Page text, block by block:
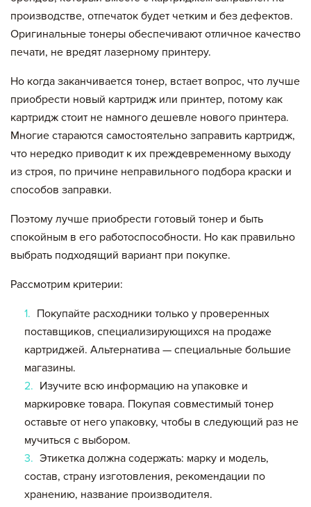
производстве, отпечаток будет четким и без дефектов.
Оригинальные тонеры обеспечивают отличное качество
печати, не вредят лазерному принтеру.
Но когда заканчивается тонер, встает вопрос, что лучше
приобрести новый картридж или принтер, потому как
картридж стоит не намного дешевле нового принтера.
Многие стараются самостоятельно заправить картридж,
что нередко приводит к их преждевременному выходу
из строя, по причине неправильного подбора краски и
способов заправки.
Поэтому лучше приобрести готовый тонер и быть
спокойным в его работоспособности. Но как правильно
выбрать подходящий вариант при покупке.
Рассмотрим критерии:
Покупайте расходники только у проверенных
поставщиков, специализирующихся на продаже
картриджей. Альтернатива — специальные большие
магазины.
Изучите всю информацию на упаковке и
маркировке товара. Покупая совместимый тонер
оставьте от него упаковку, чтобы в следующий раз не
мучиться с выбором.
Этикетка должна содержать: марку и модель,
состав, страну изготовления, рекомендации по
хранению, название производителя.
Итого:
картриджей на сумму:
null руб.
Оформление заявки
Сохранить и продолжить работу с прайс-листом